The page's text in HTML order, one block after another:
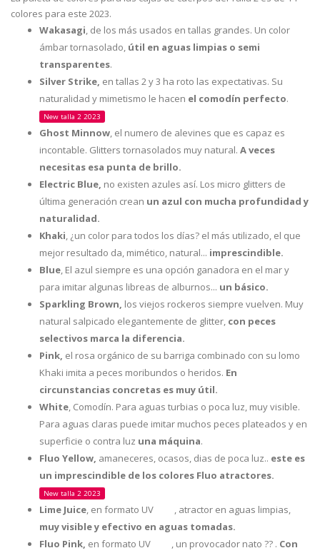
colores para este 2023.
Wakasagi , de los más usados en tallas grandes. Un color
ámbar tornasolado, útil en aguas limpias o semi
transparentes.
Silver Strike, en tallas 2 y 3 ha roto las expectativas. Su
naturalidad y mimetismo le hacen el comodín perfecto.
New talla 2 2023
Ghost Minnow , el numero de alevines que es capaz es
incontable. Glitters tornasolados muy natural. A veces
necesitas esa punta de brillo.
Electric Blue, no existen azules así. Los micro glitters de
última generación crean un azul con mucha profundidad y
naturalidad.
Khaki , ¿un color para todos los días? el más utilizado, el que
mejor resultado da, mimético, natural... imprescindible.
Blue , El azul siempre es una opción ganadora en el mar y
para imitar algunas libreas de alburnos... un básico.
Sparkling Brown, los viejos rockeros siempre vuelven. Muy
natural salpicado elegantemente de glitter, con peces
selectivos marca la diferencia.
Pink, el rosa orgánico de su barriga combinado con su lomo
Khaki imita a peces moribundos o heridos. En
circunstancias concretas es muy útil.
White , Comodín. Para aguas turbias o poca luz, muy visible.
Para aguas claras puede imitar muchos peces plateados y en
superficie o contra luz una máquina.
Fluo Yellow, amaneceres, ocasos, dias de poca luz.. este es
un imprescindible de los colores Fluo atractores.
New talla 2 2023
Lime Juice , en formato UV
, atractor en aguas limpias,
muy visible y efectivo en aguas tomadas.
Fluo Pink, en formato UV , un provocador nato ?? . Con